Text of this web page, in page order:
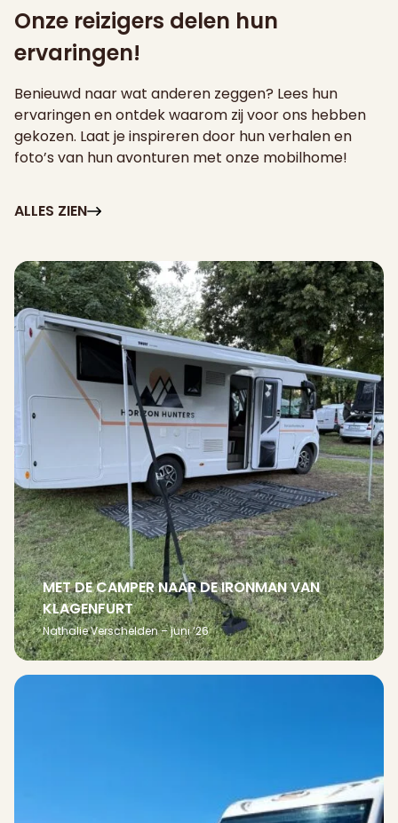
Onze reizigers delen hun
ervaringen!
Benieuwd naar wat anderen zeggen? Lees hun
ervaringen en ontdek waarom zij voor ons hebben
gekozen. Laat je inspireren door hun verhalen en
foto’s van hun avonturen met onze mobilhome!
ALLES ZIEN
MET DE CAMPER NAAR DE IRONMAN VAN
KLAGENFURT
Nathalie Verschelden – juni ‘26